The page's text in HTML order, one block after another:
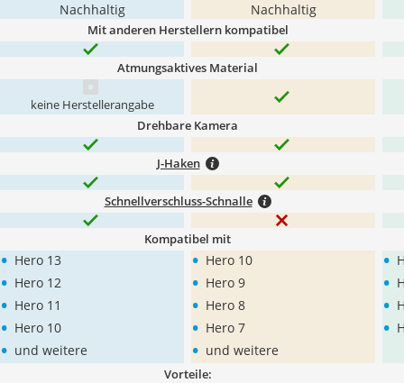
Nachhaltig Nachhaltig
Mit anderen Herstellern kompatibel
Atmungsaktives Material
keine Herstellerangabe
Drehbare Kamera
J-Haken
Schnellverschluss-Schnalle
Kompatibel mit
• Hero 13
• Hero 12
• Hero 11
• Hero 10
• und weitere
• Hero 10
• Hero 9
• Hero 8
• Hero 7
• und weitere
•
•
•
•
Vorteile: